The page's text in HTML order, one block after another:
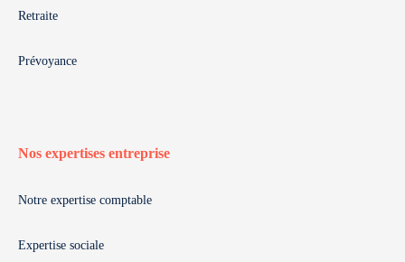
Retraite
Prévoyance
Nos expertises entreprise
Notre expertise comptable
Expertise sociale